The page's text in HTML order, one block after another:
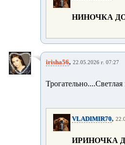
НИНОЧКА
irisha56, 22.05.2026 г. 07:27
VLADIMIR70,
ИРИНОЧКА